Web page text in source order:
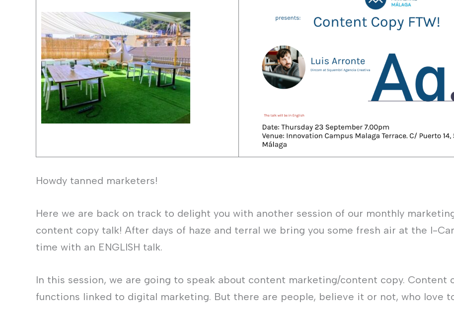
Howdy tanned marketers!
Here we are back on track to delight you with another session of our monthly
content copy talk! After days of haze and terral we bring you some fresh air at the I-
time with an ENGLISH talk.
In this session, we are going to speak about content marketing/content copy. Content
functions linked to digital marketing. But there are people, believe it or not, who love